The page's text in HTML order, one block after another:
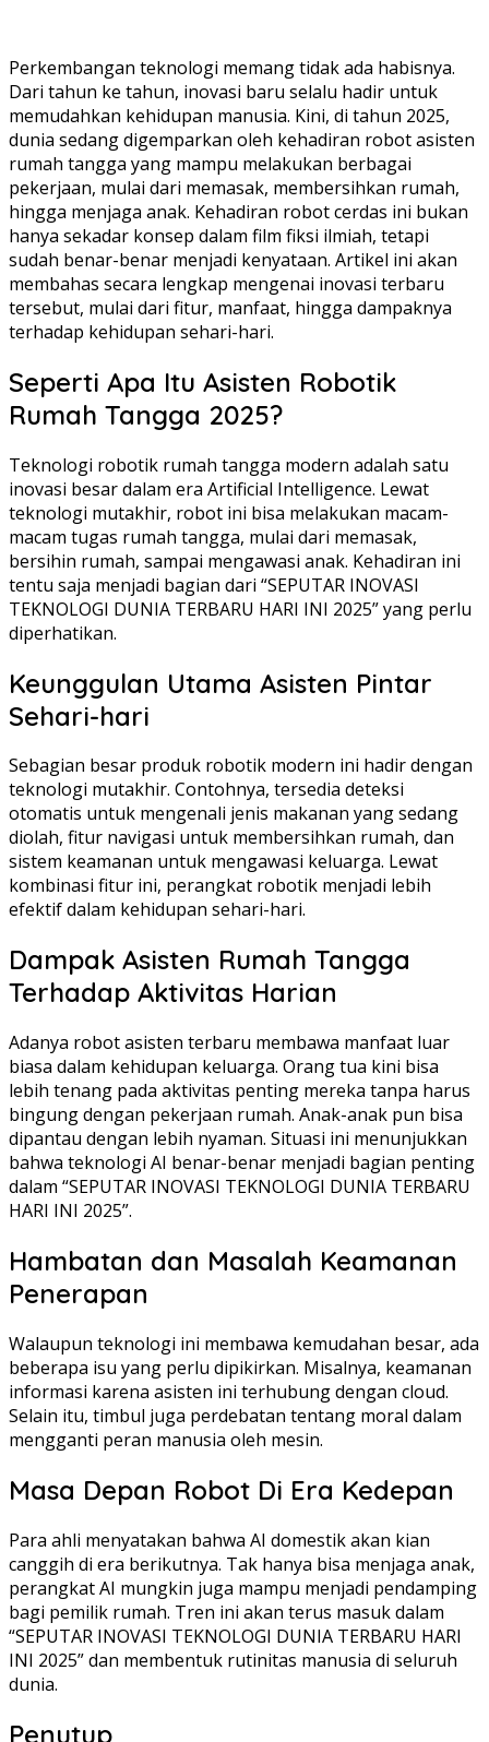
Perkembangan teknologi memang tidak ada habisnya.
Dari tahun ke tahun, inovasi baru selalu hadir untuk
memudahkan kehidupan manusia. Kini, di tahun 2025,
dunia sedang digemparkan oleh kehadiran robot asisten
rumah tangga yang mampu melakukan berbagai
pekerjaan, mulai dari memasak, membersihkan rumah,
hingga menjaga anak. Kehadiran robot cerdas ini bukan
hanya sekadar konsep dalam film fiksi ilmiah, tetapi
sudah benar-benar menjadi kenyataan. Artikel ini akan
membahas secara lengkap mengenai inovasi terbaru
tersebut, mulai dari fitur, manfaat, hingga dampaknya
terhadap kehidupan sehari-hari.
Seperti Apa Itu Asisten Robotik
Rumah Tangga 2025?
Teknologi robotik rumah tangga modern adalah satu
inovasi besar dalam era Artificial Intelligence. Lewat
teknologi mutakhir, robot ini bisa melakukan macam-
macam tugas rumah tangga, mulai dari memasak,
bersihin rumah, sampai mengawasi anak. Kehadiran ini
tentu saja menjadi bagian dari “SEPUTAR INOVASI
TEKNOLOGI DUNIA TERBARU HARI INI 2025” yang perlu
diperhatikan.
Keunggulan Utama Asisten Pintar
Sehari-hari
Sebagian besar produk robotik modern ini hadir dengan
teknologi mutakhir. Contohnya, tersedia deteksi
otomatis untuk mengenali jenis makanan yang sedang
diolah, fitur navigasi untuk membersihkan rumah, dan
sistem keamanan untuk mengawasi keluarga. Lewat
kombinasi fitur ini, perangkat robotik menjadi lebih
efektif dalam kehidupan sehari-hari.
Dampak Asisten Rumah Tangga
Terhadap Aktivitas Harian
Adanya robot asisten terbaru membawa manfaat luar
biasa dalam kehidupan keluarga. Orang tua kini bisa
lebih tenang pada aktivitas penting mereka tanpa harus
bingung dengan pekerjaan rumah. Anak-anak pun bisa
dipantau dengan lebih nyaman. Situasi ini menunjukkan
bahwa teknologi AI benar-benar menjadi bagian penting
dalam “SEPUTAR INOVASI TEKNOLOGI DUNIA TERBARU
HARI INI 2025”.
Hambatan dan Masalah Keamanan
Penerapan
Walaupun teknologi ini membawa kemudahan besar, ada
beberapa isu yang perlu dipikirkan. Misalnya, keamanan
informasi karena asisten ini terhubung dengan cloud.
Selain itu, timbul juga perdebatan tentang moral dalam
mengganti peran manusia oleh mesin.
Masa Depan Robot Di Era Kedepan
Para ahli menyatakan bahwa AI domestik akan kian
canggih di era berikutnya. Tak hanya bisa menjaga anak,
perangkat AI mungkin juga mampu menjadi pendamping
bagi pemilik rumah. Tren ini akan terus masuk dalam
“SEPUTAR INOVASI TEKNOLOGI DUNIA TERBARU HARI
INI 2025” dan membentuk rutinitas manusia di seluruh
dunia.
Penutup